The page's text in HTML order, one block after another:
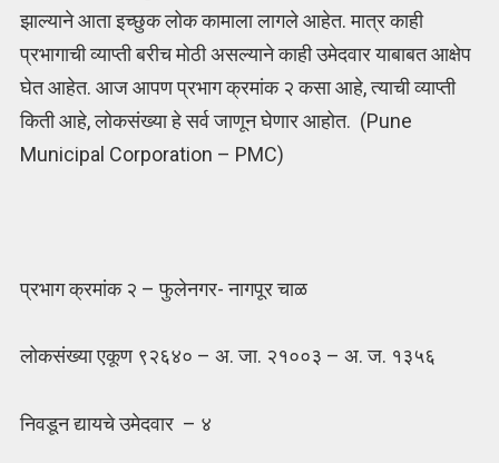
झाल्याने आता इच्छुक लोक कामाला लागले आहेत. मात्र काही
प्रभागाची व्याप्ती बरीच मोठी असल्याने काही उमेदवार याबाबत आक्षेप
घेत आहेत. आज आपण प्रभाग क्रमांक २ कसा आहे, त्याची व्याप्ती
किती आहे, लोकसंख्या हे सर्व जाणून घेणार आहोत. (Pune
Municipal Corporation – PMC)
प्रभाग क्रमांक २ – फुलेनगर- नागपूर चाळ
लोकसंख्या एकूण ९२६४० – अ. जा. २१००३ – अ. ज. १३५६
निवडून द्यायचे उमेदवार – ४